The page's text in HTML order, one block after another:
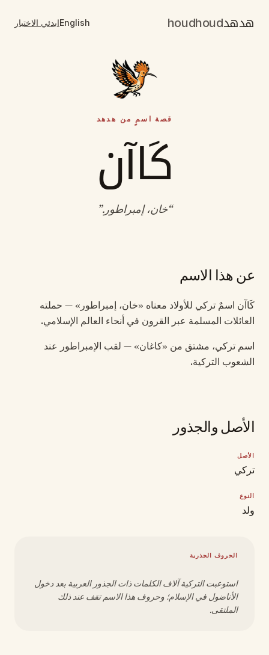
هدهدhoudhoud
Englishابدئي الاختبار
قصة اسمٍ من هدهد
كَاآن
“خان، إمبراطور.”
عن هذا الاسم
كَاآن اسمٌ تركي للأولاد معناه «خان، إمبراطور» — حملته
العائلات المسلمة عبر القرون في أنحاء العالم الإسلامي.
اسم تركي، مشتق من «كاغان» — لقب الإمبراطور عند
الشعوب التركية.
الأصل والجذور
الأصل
تركي
النوع
ولد
الحروف الجذرية
استوعبت التركية آلاف الكلمات ذات الجذور العربية بعد دخول
الأناضول في الإسلام؛ وحروف هذا الاسم تقف عند ذلك
الملتقى.